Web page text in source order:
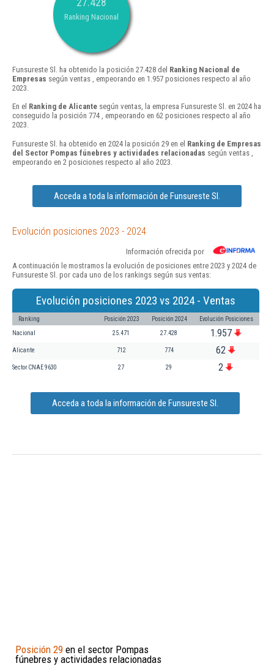
Ranking Nacional
Funsureste Sl. ha obtenido la posición 27.428 del Ranking Nacional de
Empresas según ventas , empeorando en 1.957 posiciones respecto al año
2023.
En el Ranking de Alicante según ventas, la empresa Funsureste Sl. en 2024 ha
conseguido la posición 774 , empeorando en 62 posiciones respecto al año
2023.
Funsureste Sl. ha obtenido en 2024 la posición 29 en el Ranking de Empresas
del Sector Pompas fúnebres y actividades relacionadas según ventas ,
empeorando en 2 posiciones respecto al año 2023.
Acceda a toda la información de Funsureste Sl.
Evolución posiciones 2023 - 2024
Información ofrecida por
A continuación le mostramos la evolución de posiciones entre 2023 y 2024 de
Funsureste Sl. por cada uno de los rankings según sus ventas:
Evolución posiciones 2023 vs 2024 - Ventas
Ranking Posición 2023 Posición 2024 Evolución Posiciones
Nacional 25.471 27.428 1.957
Alicante 712 774 62
Sector CNAE 9630 27 29 2
Acceda a toda la información de Funsureste Sl.
Posición 29 en el sector Pompas
fúnebres y actividades relacionadas